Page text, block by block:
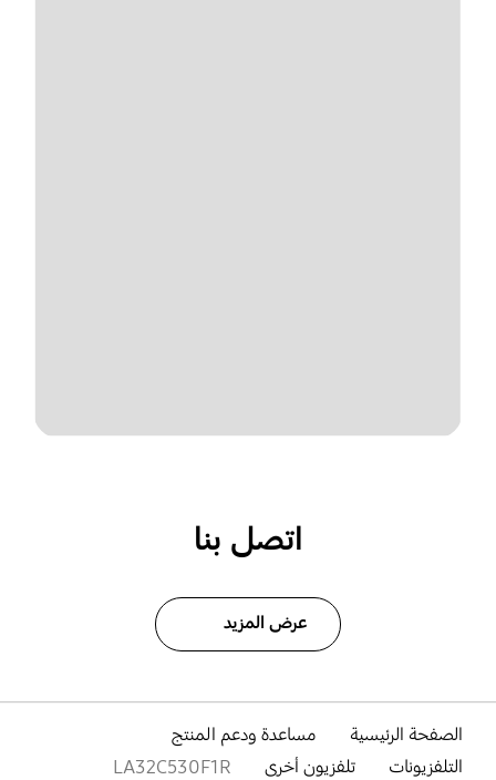
اتصل بنا
عرض المزيد
الصفحة الرئيسية
مساعدة ودعم المنتج
التلفزيونات
تلفزيون أخرى LA32C530F1R